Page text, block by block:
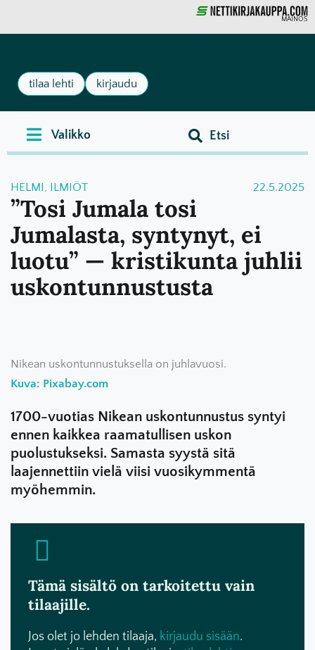
MAINOS
tilaa lehti kirjaudu
HELMI, ILMIÖT 22.5.2025
”Tosi Jumala tosi
Jumalasta, syntynyt, ei
luotu” — kristikunta juhlii
uskontunnustusta
Nikean uskontunnustuksella on juhlavuosi.
Kuva: Pixabay.com
1700-vuotias Nikean uskontunnustus syntyi
ennen kaikkea raamatullisen uskon
puolustukseksi. Samasta syystä sitä
laajennettiin vielä viisi vuosikymmentä
myöhemmin.
Tämä sisältö on tarkoitettu vain
tilaajille.
Jos olet jo lehden tilaaja, kirjaudu sisään.